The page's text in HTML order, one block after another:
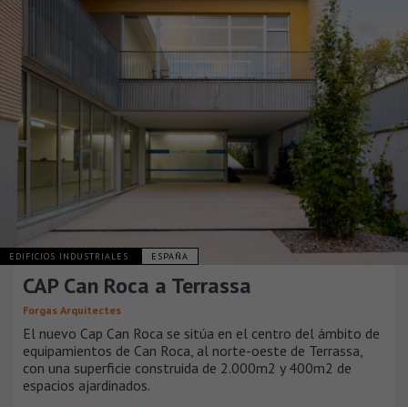
EDIFICIOS INDUSTRIALES ESPAÑA
CAP Can Roca a Terrassa
Forgas Arquitectes
El nuevo Cap Can Roca se sitúa en el centro del ámbito de
equipamientos de Can Roca, al norte-oeste de Terrassa,
con una superficie construida de 2.000m2 y 400m2 de
espacios ajardinados.